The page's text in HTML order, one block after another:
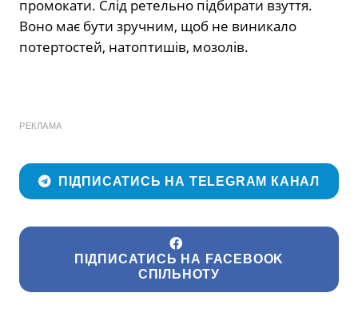
промокати. Слід ретельно підбирати взуття.
Воно має бути зручним, щоб не виникало
потертостей, натоптишів, мозолів.
РЕКЛАМА
ПІДПИСАТИСЬ НА TELEGRAM КАНАЛ
ПІДПИСАТИСЬ НА FACEBOOK
СПІЛЬНОТУ